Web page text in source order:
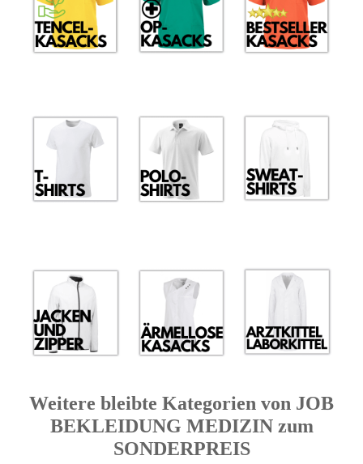
Weitere bleibte Kategorien von JOB
BEKLEIDUNG MEDIZIN zum
SONDERPREIS